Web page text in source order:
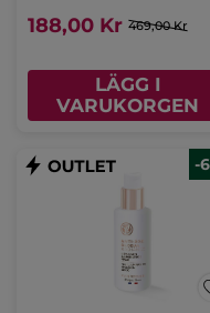
188,00 Kr 469,00 Kr
LÄGG I
VARUKORGEN
-